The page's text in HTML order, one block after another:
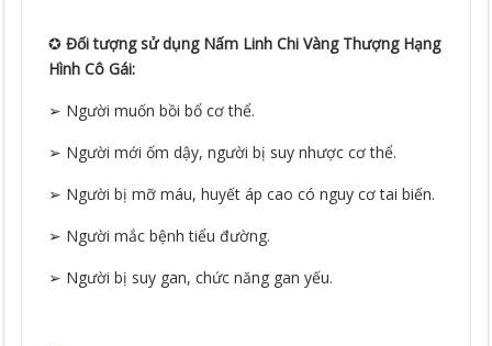
✪Đối tượng sử dụng Nấm Linh Chi Vàng Thượng Hạng
Hình Cô Gái:
➢ Người muốn bồi bổ cơ thể.
➢ Người mới ốm dậy, người bị suy nhược cơ thể.
➢ Người bị mỡ máu, huyết áp cao có nguy cơ tai biến.
➢ Người mắc bệnh tiểu đường.
➢ Người bị suy gan, chức năng gan yếu.